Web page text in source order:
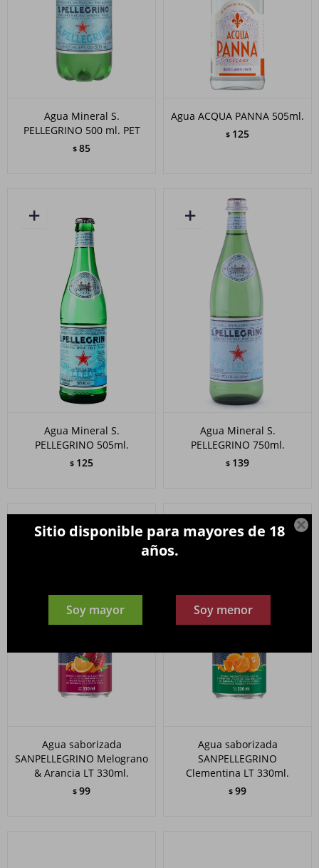

Sitio disponible para mayores de 18
años.
Soy mayor Soy menor
Agua Mineral S.
PELLEGRINO 500 ml. PET
$ 85
Agua ACQUA PANNA 505ml.
$ 125
Agua Mineral S.
PELLEGRINO 505ml.
$ 125
Agua Mineral S.
PELLEGRINO 750ml.
$ 139
Agua saborizada
SANPELLEGRINO Melograno
& Arancia LT 330ml.
$ 99
Agua saborizada
SANPELLEGRINO
Clementina LT 330ml.
$ 99